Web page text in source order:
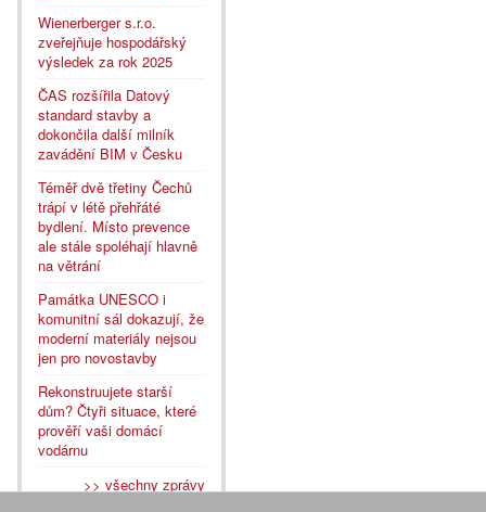
Wienerberger s.r.o.
zveřejňuje hospodářský
výsledek za rok 2025
ČAS rozšířila Datový
standard stavby a
dokončila další milník
zavádění BIM v Česku
Téměř dvě třetiny Čechů
trápí v létě přehřáté
bydlení. Místo prevence
ale stále spoléhají hlavně
na větrání
Památka UNESCO i
komunitní sál dokazují, že
moderní materiály nejsou
jen pro novostavby
Rekonstruujete starší
dům? Čtyři situace, které
prověří vaši domácí
vodárnu
>> všechny zprávy